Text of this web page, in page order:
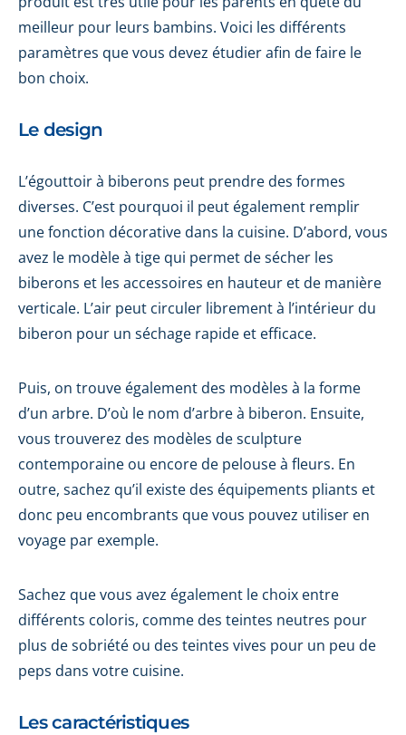
meilleur pour leurs bambins. Voici les différents
paramètres que vous devez étudier afin de faire le
bon choix.
Le design
L’égouttoir à biberons peut prendre des formes
diverses. C’est pourquoi il peut également remplir
une fonction décorative dans la cuisine. D’abord, vous
avez le modèle à tige qui permet de sécher les
biberons et les accessoires en hauteur et de manière
verticale. L’air peut circuler librement à l’intérieur du
biberon pour un séchage rapide et efficace.
Puis, on trouve également des modèles à la forme
d’un arbre. D’où le nom d’arbre à biberon. Ensuite,
vous trouverez des modèles de sculpture
contemporaine ou encore de pelouse à fleurs. En
outre, sachez qu’il existe des équipements pliants et
donc peu encombrants que vous pouvez utiliser en
voyage par exemple.
Sachez que vous avez également le choix entre
différents coloris, comme des teintes neutres pour
plus de sobriété ou des teintes vives pour un peu de
peps dans votre cuisine.
Les caractéristiques